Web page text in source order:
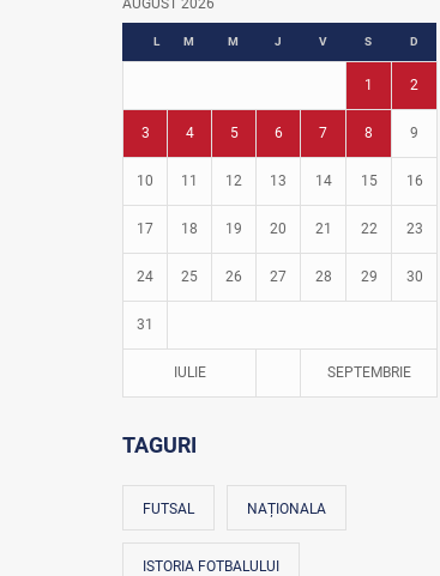
Fotbal în grădinițe
AUGUST 2026
L M M J V S D
1 2
3 4 5 6 7 8 9
10 11 12 13 14 15 16
17 18 19 20 21 22 23
24 25 26 27 28 29 30
31
IULIE SEPTEMBRIE
TAGURI
FUTSAL NAȚIONALA
ISTORIA FOTBALULUI